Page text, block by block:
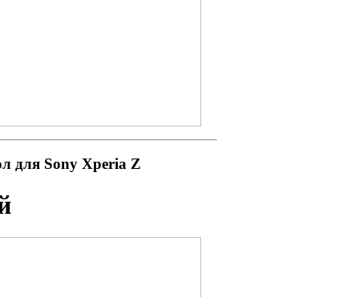
для Sony Xperia Z